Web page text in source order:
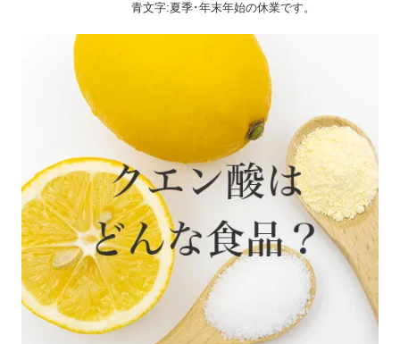
青文字:夏季･年末年始の休業です。